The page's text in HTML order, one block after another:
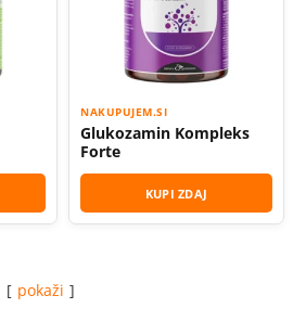
NAKUPUJEM.SI
Glukozamin Kompleks
Forte
KUPI ZDAJ
pokaži